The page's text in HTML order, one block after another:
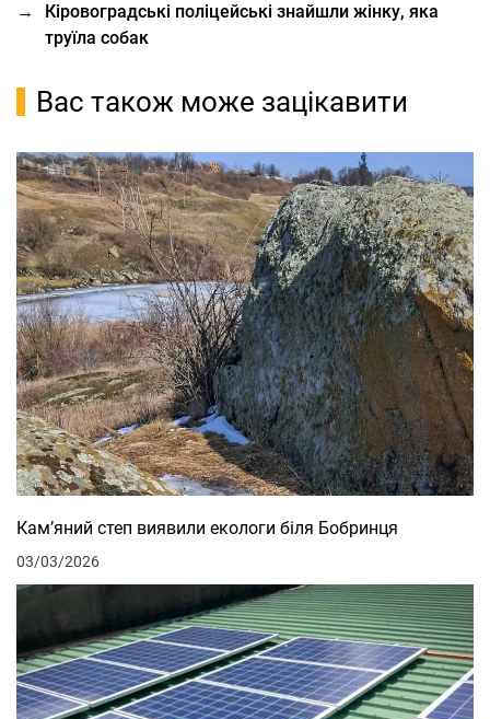
→
Кіровоградські поліцейські знайшли жінку, яка
труїла собак
Вас також може зацікавити
Кам’яний степ виявили екологи біля Бобринця
03/03/2026